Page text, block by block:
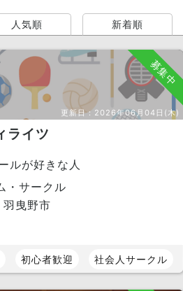
人気順 新着順
募集中
更新日： 2026年06月04日(木)
ライツ
ルが好きな人
・サークル
曳野市
初心者歓迎 社会人サークル